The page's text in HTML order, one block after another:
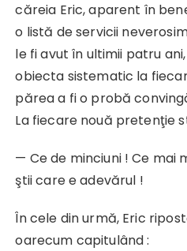
căreia Eric, aparent în
o listă de servicii
le fi avut în ultimii patru
obiecta sistematic la
părea a fi o probă
La fiecare nouă pretenţie
— Ce de minciuni ! Ce mai
ştii care e adevărul !
În cele din urmă, Eric
oarecum capitulând :